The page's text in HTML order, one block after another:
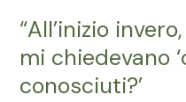
“All’inizio
mi chiedevano
conosciuti?’